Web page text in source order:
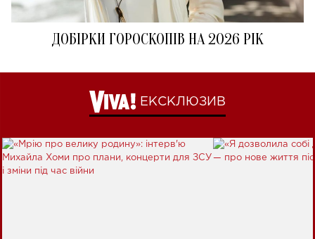
ДОБІРКИ ГОРОСКОПІВ НА 2026 РІК
ЕКСКЛЮЗИВ